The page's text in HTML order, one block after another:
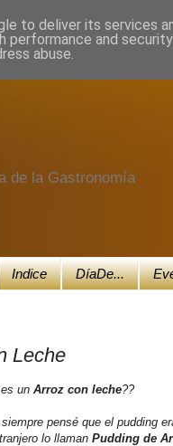
de la Gastronomía
Indice DíaDe...
Leche
un Arroz con leche??
pensé que el pudding
lo llaman Pudding de
to deliver its services
performance and
abuse.